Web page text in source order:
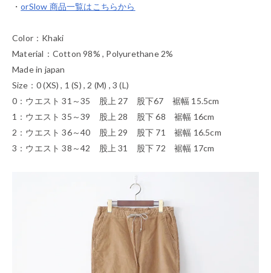
・orSlow 商品一覧はこちらから
Color：Khaki
Material：Cotton 98% , Polyurethane 2%
Made in japan
Size：0 (XS) , 1 (S) , 2 (M) , 3 (L)
0：ウエスト 31～35 股上 27 股下67 裾幅 15.5cm
1：ウエスト 35～39 股上 28 股下 68 裾幅 16cm
2：ウエスト 36～40 股上 29 股下 71 裾幅 16.5cm
3：ウエスト 38～42 股上 31 股下 72 裾幅 17cm